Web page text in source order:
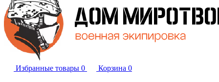
Избранные товары 0 Корзина 0